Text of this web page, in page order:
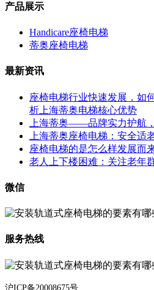
产品展示
Handicare座椅电梯
蒂奥座椅电梯
最新资讯
座椅电梯行业快速发展，如
析上海蒂奥电梯核心优势
上海蒂奥——品牌实力护航
上海蒂奥座椅电梯：安全适
座椅电梯的是怎么样发展而
老人上下楼困难：关注老年
微信
服务热线
沪ICP备20008675号